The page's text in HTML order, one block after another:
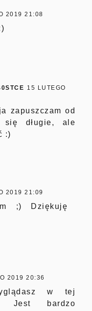
2019 21:08
15 LUTEGO
zapuszczam od
się długie, ale
:)
2019 21:09
;) Dziękuję
2019 20:36
w tej
Jest bardzo